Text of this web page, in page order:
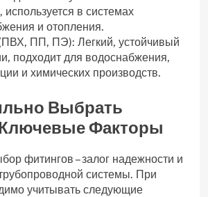
используется в системах
и отопления.
ПП, ПЭ): Легкий, устойчивый
подходит для водоснабжения,
и химических производств.
Выбрать
Факторы
фитингов – залог надежности и
системы. При
учитывать следующие